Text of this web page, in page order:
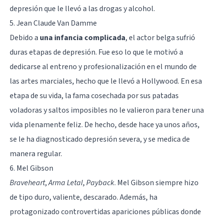
depresión que le llevó a las drogas y alcohol.
5. Jean Claude Van Damme
Debido a una infancia complicada, el actor belga sufrió
duras etapas de depresión. Fue eso lo que le motivó a
dedicarse al entreno y profesionalización en el mundo de
las artes marciales, hecho que le llevó a Hollywood. En esa
etapa de su vida, la fama cosechada por sus patadas
voladoras y saltos imposibles no le valieron para tener una
vida plenamente feliz. De hecho, desde hace ya unos años,
se le ha diagnosticado depresión severa, y se medica de
manera regular.
6. Mel Gibson
Braveheart,Arma Letal,Payback. Mel Gibson siempre hizo
de tipo duro, valiente, descarado. Además, ha
protagonizado controvertidas apariciones públicas donde